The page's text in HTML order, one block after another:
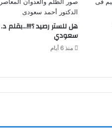
هل للستر رصيد ؟!!!…بقلم
سعودي
منذ 6 أيام